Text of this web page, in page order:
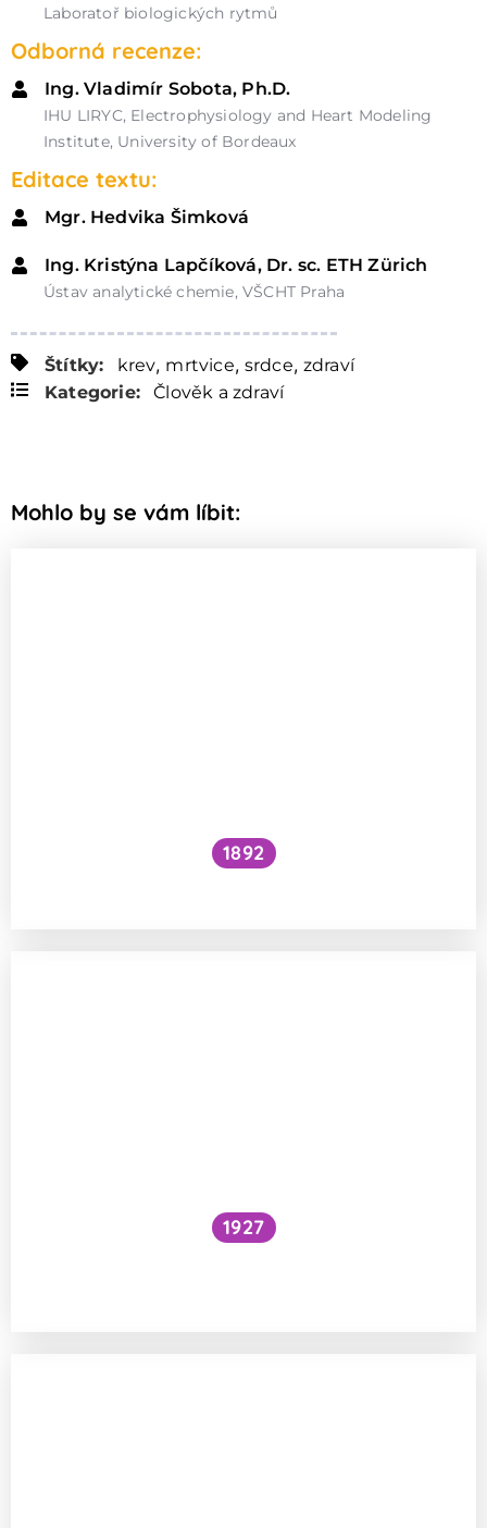
Laboratoř biologických rytmů
Odborná recenze:
Ing. Vladimír Sobota, Ph.D.
IHU LIRYC, Electrophysiology and Heart Modeling
Institute, University of Bordeaux
Editace textu:
Mgr. Hedvika Šimková
Ing. Kristýna Lapčíková, Dr. sc. ETH Zürich
Ústav analytické chemie, VŠCHT Praha
Štítky: krev, mrtvice, srdce, zdraví
Kategorie:
Člověk a zdraví
Mohlo by se vám líbit:
1892
1927